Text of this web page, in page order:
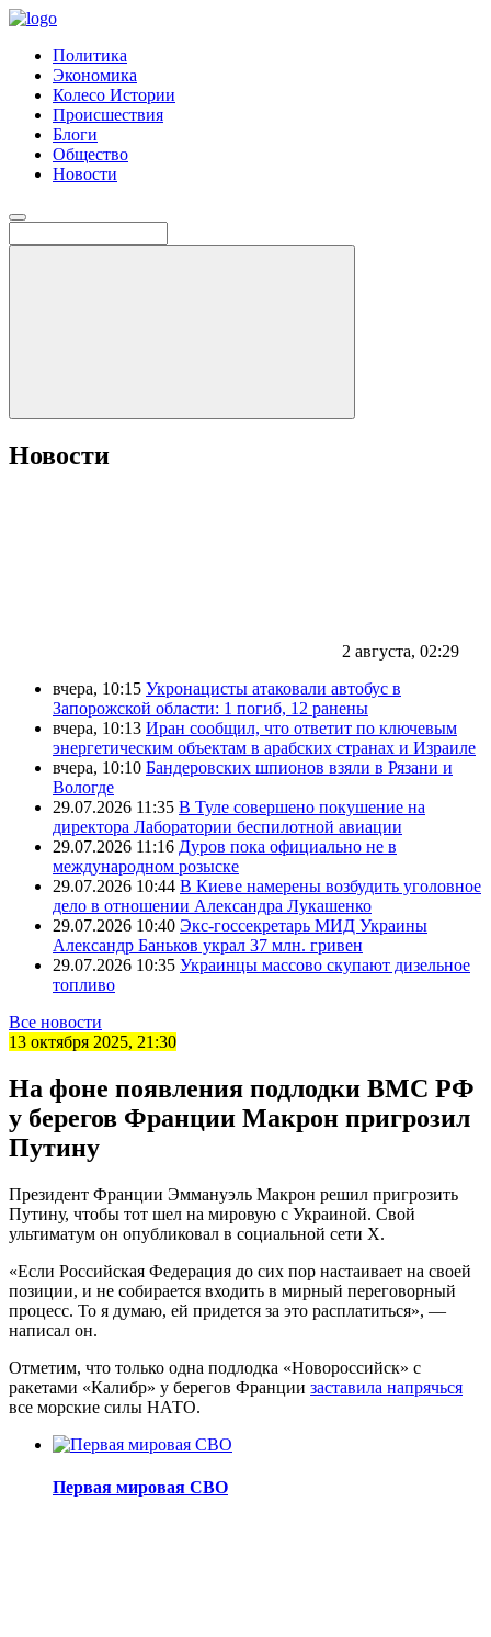
Политика
Экономика
Колесо Истории
Происшествия
Блоги
Общество
Новости
Новости
2 августа, 02:29
вчера, 10:15 Укронацисты атаковали автобус в
Запорожской области: 1 погиб, 12 ранены
вчера, 10:13 Иран сообщил, что ответит по ключевым
энергетическим объектам в арабских странах и Израиле
вчера, 10:10 Бандеровских шпионов взяли в Рязани и
Вологде
29.07.2026 11:35 В Туле совершено покушение на
директора Лаборатории беспилотной авиации
29.07.2026 11:16 Дуров пока официально не в
международном розыске
29.07.2026 10:44 В Киеве намерены возбудить уголовное
дело в отношении Александра Лукашенко
29.07.2026 10:40 Экс-госсекретарь МИД Украины
Александр Баньков украл 37 млн. гривен
29.07.2026 10:35 Украинцы массово скупают дизельное
топливо
Все новости
13 октября 2025, 21:30
На фоне появления подлодки ВМС РФ
у берегов Франции Макрон пригрозил
Путину
Президент Франции Эммануэль Макрон решил пригрозить
Путину, чтобы тот шел на мировую с Украиной. Свой
ультиматум он опубликовал в социальной сети Х.
«Если Российская Федерация до сих пор настаивает на своей
позиции, и не собирается входить в мирный переговорный
процесс. То я думаю, ей придется за это расплатиться», —
написал он.
Отметим, что только одна подлодка «Новороссийск» с
ракетами «Калибр» у берегов Франции заставила напрячься
все морские силы НАТО.
Первая мировая СВО